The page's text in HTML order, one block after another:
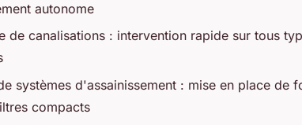
autonome
de canalisations : intervention rapide sur tous
systèmes d'assainissement : mise en place de
compacts